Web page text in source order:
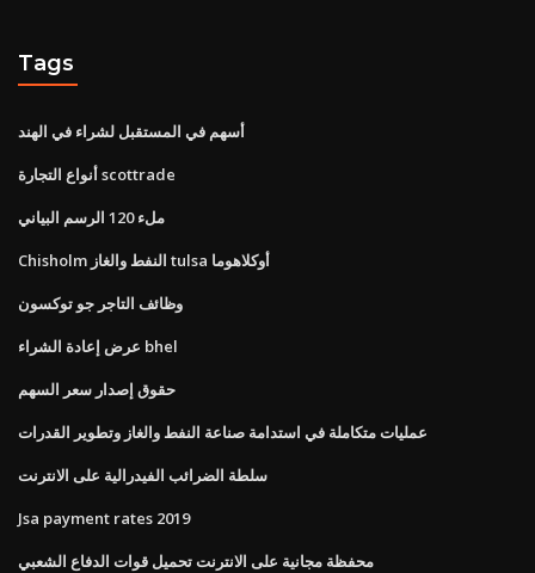
Tags
أسهم في المستقبل لشراء في الهند
أنواع التجارة scottrade
ملء 120 الرسم البياني
Chisholm النفط والغاز tulsa أوكلاهوما
وظائف التاجر جو توكسون
عرض إعادة الشراء bhel
حقوق إصدار سعر السهم
عمليات متكاملة في استدامة صناعة النفط والغاز وتطوير القدرات
سلطة الضرائب الفيدرالية على الانترنت
Jsa payment rates 2019
محفظة مجانية على الانترنت تحميل قوات الدفاع الشعبي